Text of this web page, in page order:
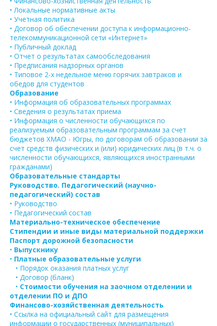
• Локальные нормативные акты
• Учетная политика
• Договор об обеспечении доступа к информационно-
телекоммуникационной сети «Интернет»
• Публичный доклад
• Отчет о результатах самообследования
• Предписания надзорных органов
• Типовое 2-х недельное меню горячих завтраков и
обедов для студентов
Образование
• Информация об образовательных программах
• Сведения о результатах приема
• Информация о численности обучающихся по
реализуемым образовательным программам за счет
бюджетов ХМАО - Югры, по договорам об образовании за
счет средств физических и (или) юридических лиц (в т.ч. о
численности обучающихся, являющихся иностранными
гражданами)
Образовательные стандарты
Руководство. Педагогический (научно-
педагогический) состав
• Руководство
• Педагогический состав
Материально-техническое обеспечение
Стипендии и иные виды материальной поддержки
Паспорт дорожной безопасности
• Выпускнику
• Платные образовательные услуги
• Порядок оказания платных услуг
• Договор (бланк)
• Стоимости обучения на заочном отделении и
отделении ПО и ДПО
Финансово-хозяйственная деятельность
• Ссылка на официальный сайт для размещения
информации о государственных (муниципальных)